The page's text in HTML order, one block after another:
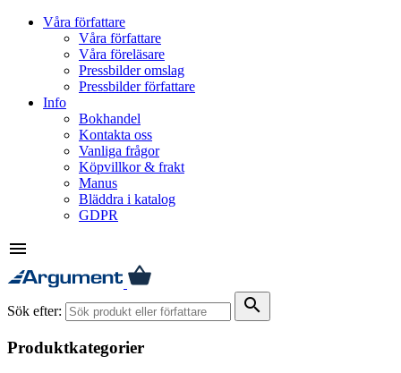
Våra författare
Våra författare
Våra föreläsare
Pressbilder omslag
Pressbilder författare
Info
Bokhandel
Kontakta oss
Vanliga frågor
Köpvillkor & frakt
Manus
Bläddra i katalog
GDPR
menu
Sök efter: search
Produktkategorier